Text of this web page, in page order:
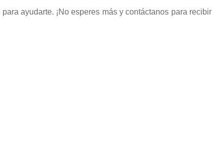
ayudarte. ¡No esperes más y contáctanos para recibir